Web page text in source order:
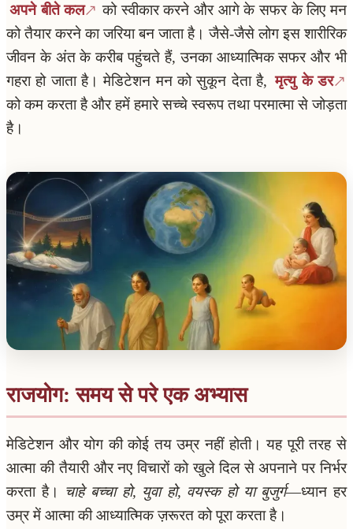
अपने बीते कल
को स्वीकार करने और आगे के सफर के लिए मन
को तैयार करने का जरिया बन जाता है। जैसे-जैसे लोग इस शारीरिक
जीवन के अंत के करीब पहुंचते हैं, उनका आध्यात्मिक सफर और भी
गहरा हो जाता है। मेडिटेशन मन को सुकून देता है, मृत्यु के डर
को कम करता है और हमें हमारे सच्चे स्वरूप तथा परमात्मा से जोड़ता
है।
राजयोग: समय से परे एक अभ्यास
मेडिटेशन और योग की कोई तय उम्र नहीं होती। यह पूरी तरह से
आत्मा की तैयारी और नए विचारों को खुले दिल से अपनाने पर निर्भर
करता है। चाहे बच्चा हो, युवा हो, वयस्क हो या बुजुर्ग—ध्यान हर
उम्र में आत्मा की आध्यात्मिक ज़रूरत को पूरा करता है।